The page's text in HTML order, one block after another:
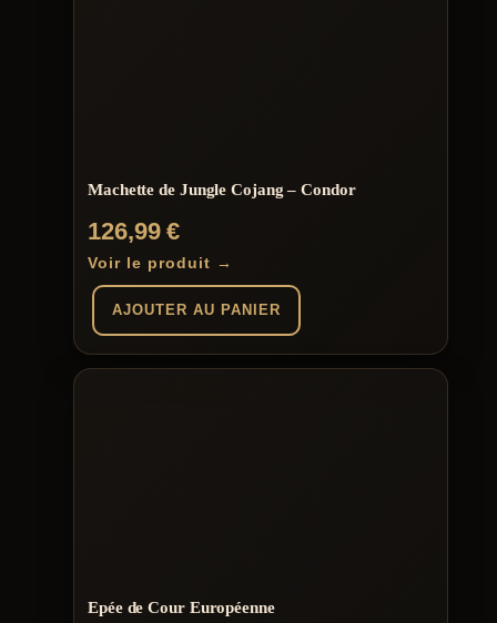
Machette de Jungle Cojang – Condor
126,99€
Voir le produit →
AJOUTER AU PANIER
Epée de Cour Européenne